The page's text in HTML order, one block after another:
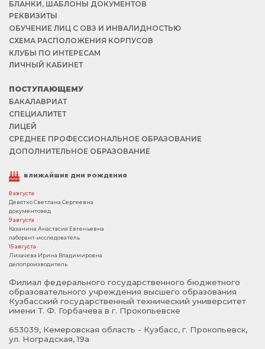
БЛАНКИ, ШАБЛОНЫ ДОКУМЕНТОВ
РЕКВИЗИТЫ
ОБУЧЕНИЕ ЛИЦ С ОВЗ И ИНВАЛИДНОСТЬЮ
СХЕМА РАСПОЛОЖЕНИЯ КОРПУСОВ
КЛУБЫ ПО ИНТЕРЕСАМ
ЛИЧНЫЙ КАБИНЕТ
ПОСТУПАЮЩЕМУ
БАКАЛАВРИАТ
СПЕЦИАЛИТЕТ
ЛИЦЕЙ
СРЕДНЕЕ ПРОФЕССИОНАЛЬНОЕ ОБРАЗОВАНИЕ
ДОПОЛНИТЕЛЬНОЕ ОБРАЗОВАНИЕ
БЛИЖАЙШИЕ ДНИ РОЖДЕНИЯ
8 августа
Девятко Светлана Сергеевна
документовед
9 августа
Казанина Анастасия Евгеньевна
лаборант-исследователь
15 августа
Лихачева Ирина Владимировна
делопроизводитель
Филиал федерального государственного бюджетного
образовательного учреждения высшего образования
Кузбасский государственный технический университет
имени Т. Ф. Горбачева в г. Прокопьевске
653039, Кемеровская область - Кузбасс, г. Прокопьевск,
ул. Ноградская, 19а